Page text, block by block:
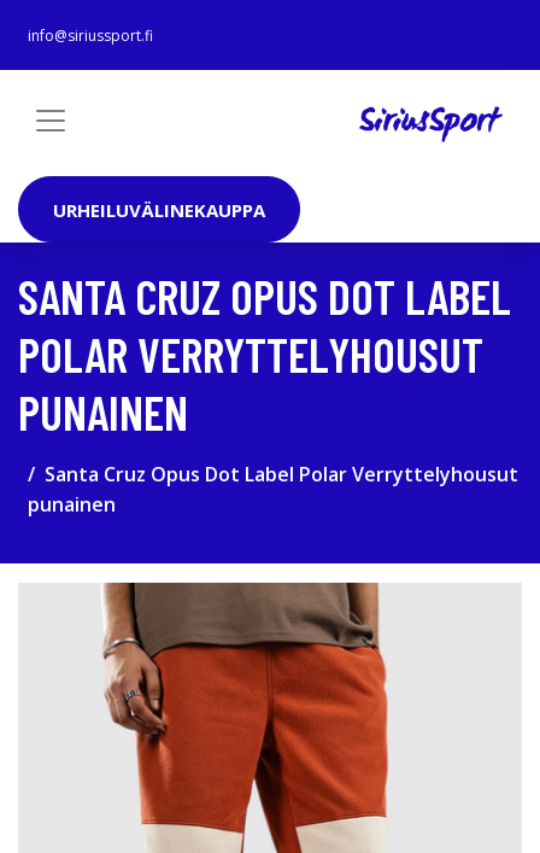
info@siriussport.fi
URHEILUVÄLINEKAUPPA
SANTA CRUZ OPUS DOT LABEL
POLAR VERRYTTELYHOUSUT
PUNAINEN
Santa Cruz Opus Dot Label Polar Verryttelyhousut
punainen